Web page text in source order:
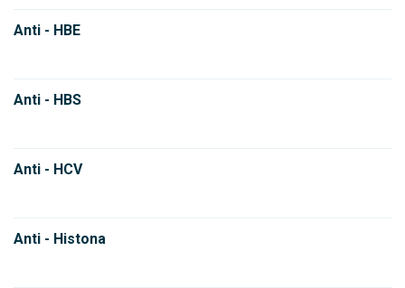
Anti - HBE
Anti - HBS
Anti - HCV
Anti - Histona